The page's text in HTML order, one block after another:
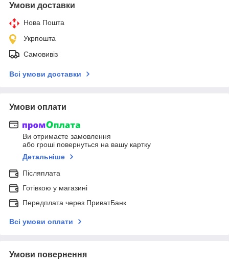
Умови доставки
Нова Пошта
Укрпошта
Самовивіз
Всі умови доставки
Умови оплати
Ви отримаєте замовлення
або гроші повернуться на вашу картку
Детальніше
Післяплата
Готівкою у магазині
Передплата через ПриватБанк
Всі умови оплати
Умови повернення